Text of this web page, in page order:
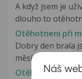
A když jsem je
dlouho to
Otěhotneni při
Dobry den brala
měsíce..vysadila
Otěhotnění při
Náš